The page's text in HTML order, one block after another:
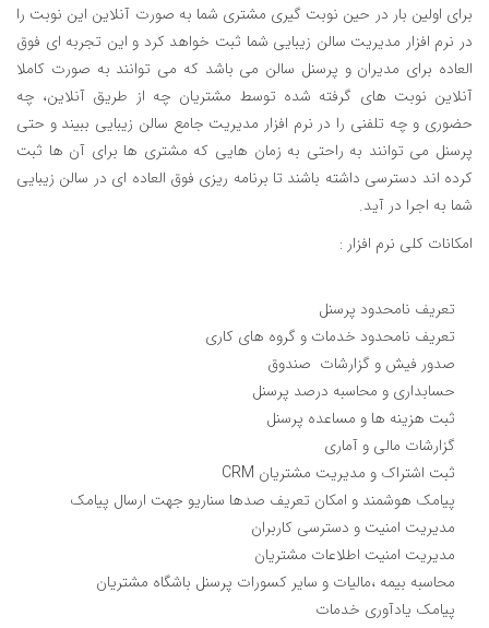
برای اولین بار در حین نوبت گیری مشتری شما به صورت آنلاین این نوبت را
در نرم افزار مدیریت سالن زیبایی شما ثبت خواهد کرد و این تجربه ای فوق
العاده برای مدیران و پرسنل سالن می باشد که می توانند به صورت کاملا
آنلاین نوبت های گرفته شده توسط مشتریان چه از طریق آنلاین، چه
حضوری و چه تلفنی را در نرم افزار مدیریت جامع سالن زیبایی ببیند و حتی
پرسنل می توانند به راحتی به زمان هایی که مشتری ها برای آن ها ثبت
کرده اند دسترسی داشته باشند تا برنامه ریزی فوق العاده ای در سالن زیبایی
شما به اجرا در آید.
امکانات کلی نرم افزار :
تعریف نامحدود پرسنل
تعریف نامحدود خدمات و گروه های کاری
صدور فیش و گزارشات صندوق
حسابداری و محاسبه درصد پرسنل
ثبت هزینه ها و مساعده پرسنل
گزارشات مالی و آماری
ثبت اشتراک و مدیریت مشتریان CRM
پیامک هوشمند و امکان تعریف صدها سناریو جهت ارسال پیامک
مدیریت امنیت و دسترسی کاربران
مدیریت امنیت اطلاعات مشتریان
محاسبه بیمه ،مالیات و سایر کسورات پرسنل باشگاه مشتریان
پیامک یادآوری خدمات